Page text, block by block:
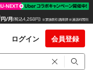
ログイン 会員登録